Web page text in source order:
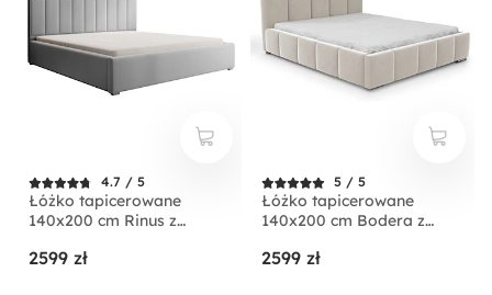
4.7 / 5
Łóżko tapicerowane
140x200 cm Rinus z
tkaninie hydrofobowej
2599 zł
5 / 5
Łóżko tapicerowane
140x200 cm Bodera z
tkaninie hydrofobowej
2599 zł